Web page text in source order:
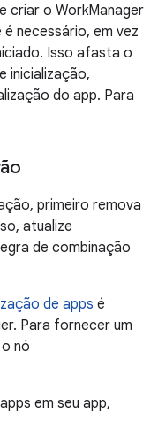
criar o WorkManager
necessário, em vez
Isso afasta o
inicialização,
do app. Para
primeiro remova
atualize
de combinação
de apps é
Para fornecer um
nó
em seu app,